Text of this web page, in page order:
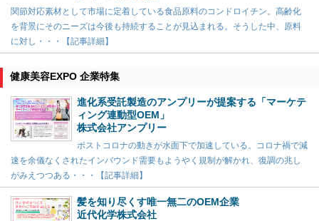
関節対応素材として市場に定着している食品原料のコンドロイチン。高齢化
を背景にそのニーズは今後も持続することが見込まれる。そうした中、原料
に対し・・・【記事詳細】
健康美容EXPO 企業特集
進化系受託製造のアンプリーが提案する「マーケテ
ィング連動型OEM」
株式会社アンプリー
ポストコロナの動きが水面下で加速している。コロナ禍で減
速を余儀なくされたインバウンド需要もようやく規制が解かれ、復調の兆し
がみえつつある・・・【記事詳細】
髪を知り尽くす唯一無二のOEM企業
近代化学株式会社